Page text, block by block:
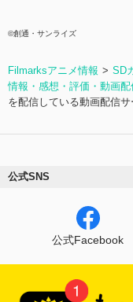
©創通・サンライズ
Filmarksアニメ情報
SD
情報・感想・評価・動画配
を配信している動画配信サ
公式SNS
公式Facebook